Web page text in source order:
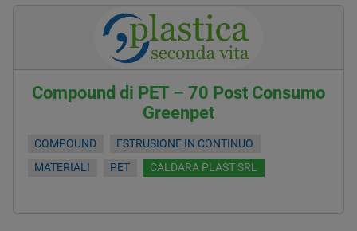
Compound di PET – 70 Post Consumo
Greenpet
COMPOUND
ESTRUSIONE IN CONTINUO
MATERIALI
PET CALDARA PLAST SRL